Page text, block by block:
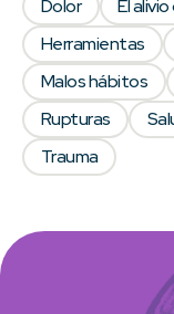
Dolor El
Herramientas
Malos hábitos
Rupturas
Trauma